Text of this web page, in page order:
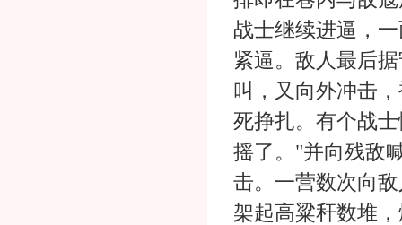
战士继续进逼，
紧逼。敌人最后
叫，又向外冲击
死挣扎。有个战
摇了。"并向残敌
击。一营数次向
架起高粱秆数堆